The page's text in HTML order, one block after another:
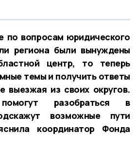
по вопросам юридического
региона были вынуждены
центр, то теперь
темы и получить ответы
выезжая из своих округов.
разобраться в
возможные пути
координатор Фонда